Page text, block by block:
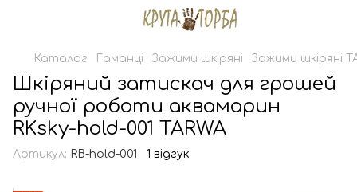
Каталог Гаманці Зажими шкіряні Зажими шкіряні
Шкіряний затискач для грошей
ручної роботи аквамарин
RKsky-hold-001 TARWA
Артикул: RB-hold-001 1 відгук